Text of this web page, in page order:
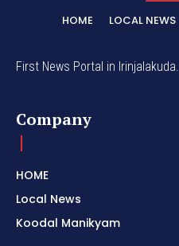
HOME LOCAL NEWS
First News Portal in Irinjalakuda.
Company
HOME
Local News
Koodal Manikyam